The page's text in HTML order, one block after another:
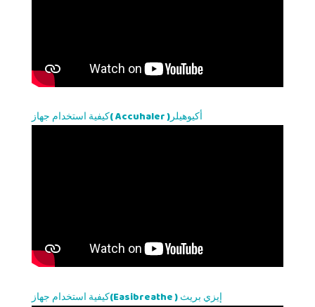
كيفية استخدام جهاز( Accuhaler )أكيوهيلر
كيفية استخدام جهاز(Easibreathe ) إيزي بريث